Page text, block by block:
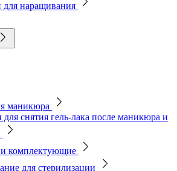
наращивания
маникюра
снятия гель-лака после маникюра и
комплектующие
для стерилизации